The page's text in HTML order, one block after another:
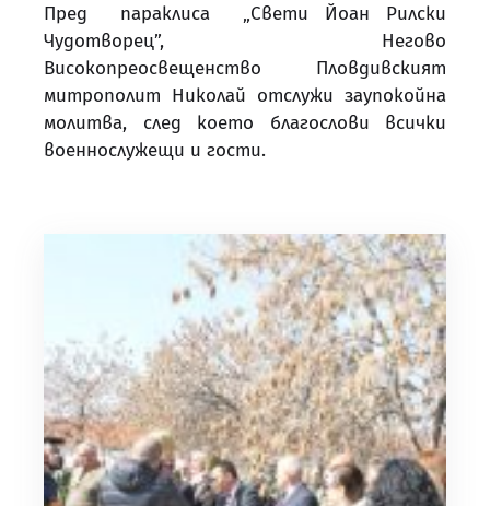
Пред параклиса „Свети Йоан Рилски
Чудотворец”, Негово
Високопреосвещенство Пловдивският
митрополит Николай отслужи заупокойна
молитва, след което благослови всички
военнослужещи и гости.